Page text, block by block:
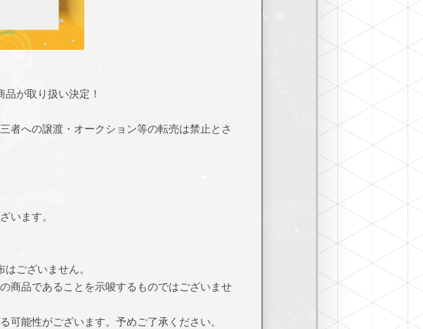
が取り扱い決定！
者への譲渡・オークション等の転売は禁止とさ
います。
ございません。
商品であることを示唆するものではございませ
能性がございます。予めご了承ください。